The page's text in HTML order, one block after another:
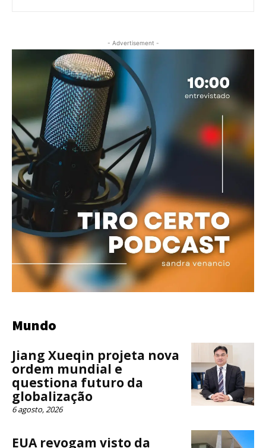
- Advertisement -
Mundo
Jiang Xueqin projeta nova
ordem mundial e
questiona futuro da
globalização
6 agosto, 2026
EUA revogam visto da